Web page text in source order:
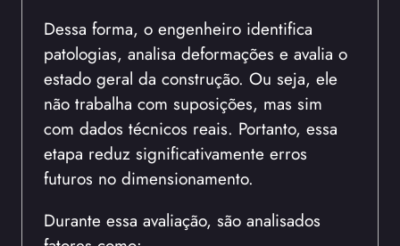
Dessa forma, o engenheiro identifica
patologias, analisa deformações e avalia o
estado geral da construção. Ou seja, ele
não trabalha com suposições, mas sim
com dados técnicos reais. Portanto, essa
etapa reduz significativamente erros
futuros no dimensionamento.
Durante essa avaliação, são analisados